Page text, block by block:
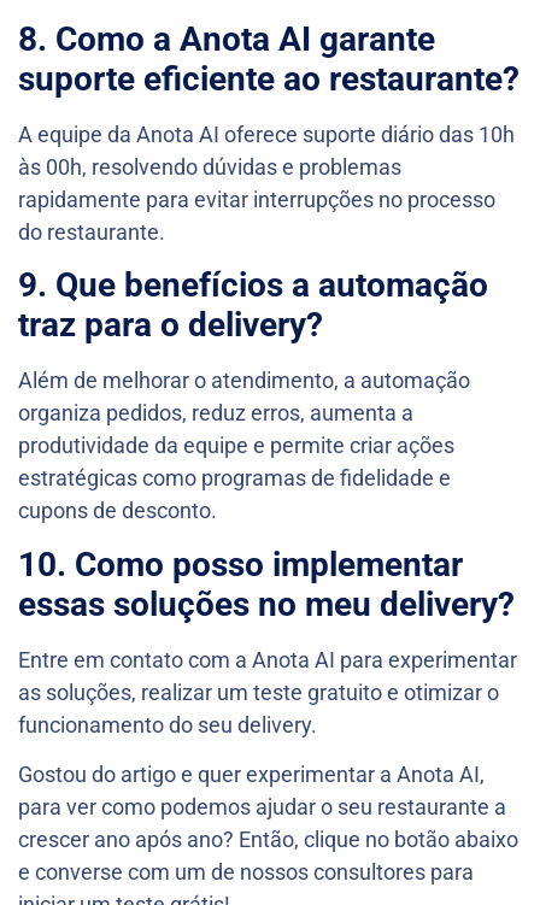
8. Como a Anota AI garante
suporte eficiente ao restaurante?
A equipe da Anota AI oferece suporte diário das 10h
às 00h, resolvendo dúvidas e problemas
rapidamente para evitar interrupções no processo
do restaurante.
9. Que benefícios a automação
traz para o delivery?
Além de melhorar o atendimento, a automação
organiza pedidos, reduz erros, aumenta a
produtividade da equipe e permite criar ações
estratégicas como programas de fidelidade e
cupons de desconto.
10. Como posso implementar
essas soluções no meu delivery?
Entre em contato com a Anota AI para experimentar
as soluções, realizar um teste gratuito e otimizar o
funcionamento do seu delivery.
Gostou do artigo e quer experimentar a Anota AI,
para ver como podemos ajudar o seu restaurante a
crescer ano após ano? Então, clique no botão abaixo
e converse com um de nossos consultores para